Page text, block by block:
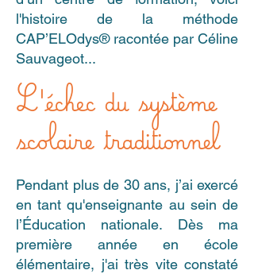
l'histoire de la méthode
CAP’ELOdys® racontée par Céline
Sauvageot...
L'échec du système
scolaire traditionnel
Pendant plus de 30 ans, j’ai exercé
en tant qu'enseignante au sein de
l’Éducation nationale. Dès ma
première année en école
élémentaire, j'ai très vite constaté